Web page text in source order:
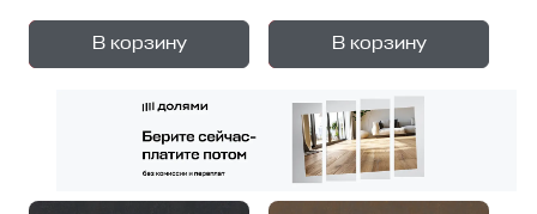
В корзину
— 1уп. В корзину
— 1уп.